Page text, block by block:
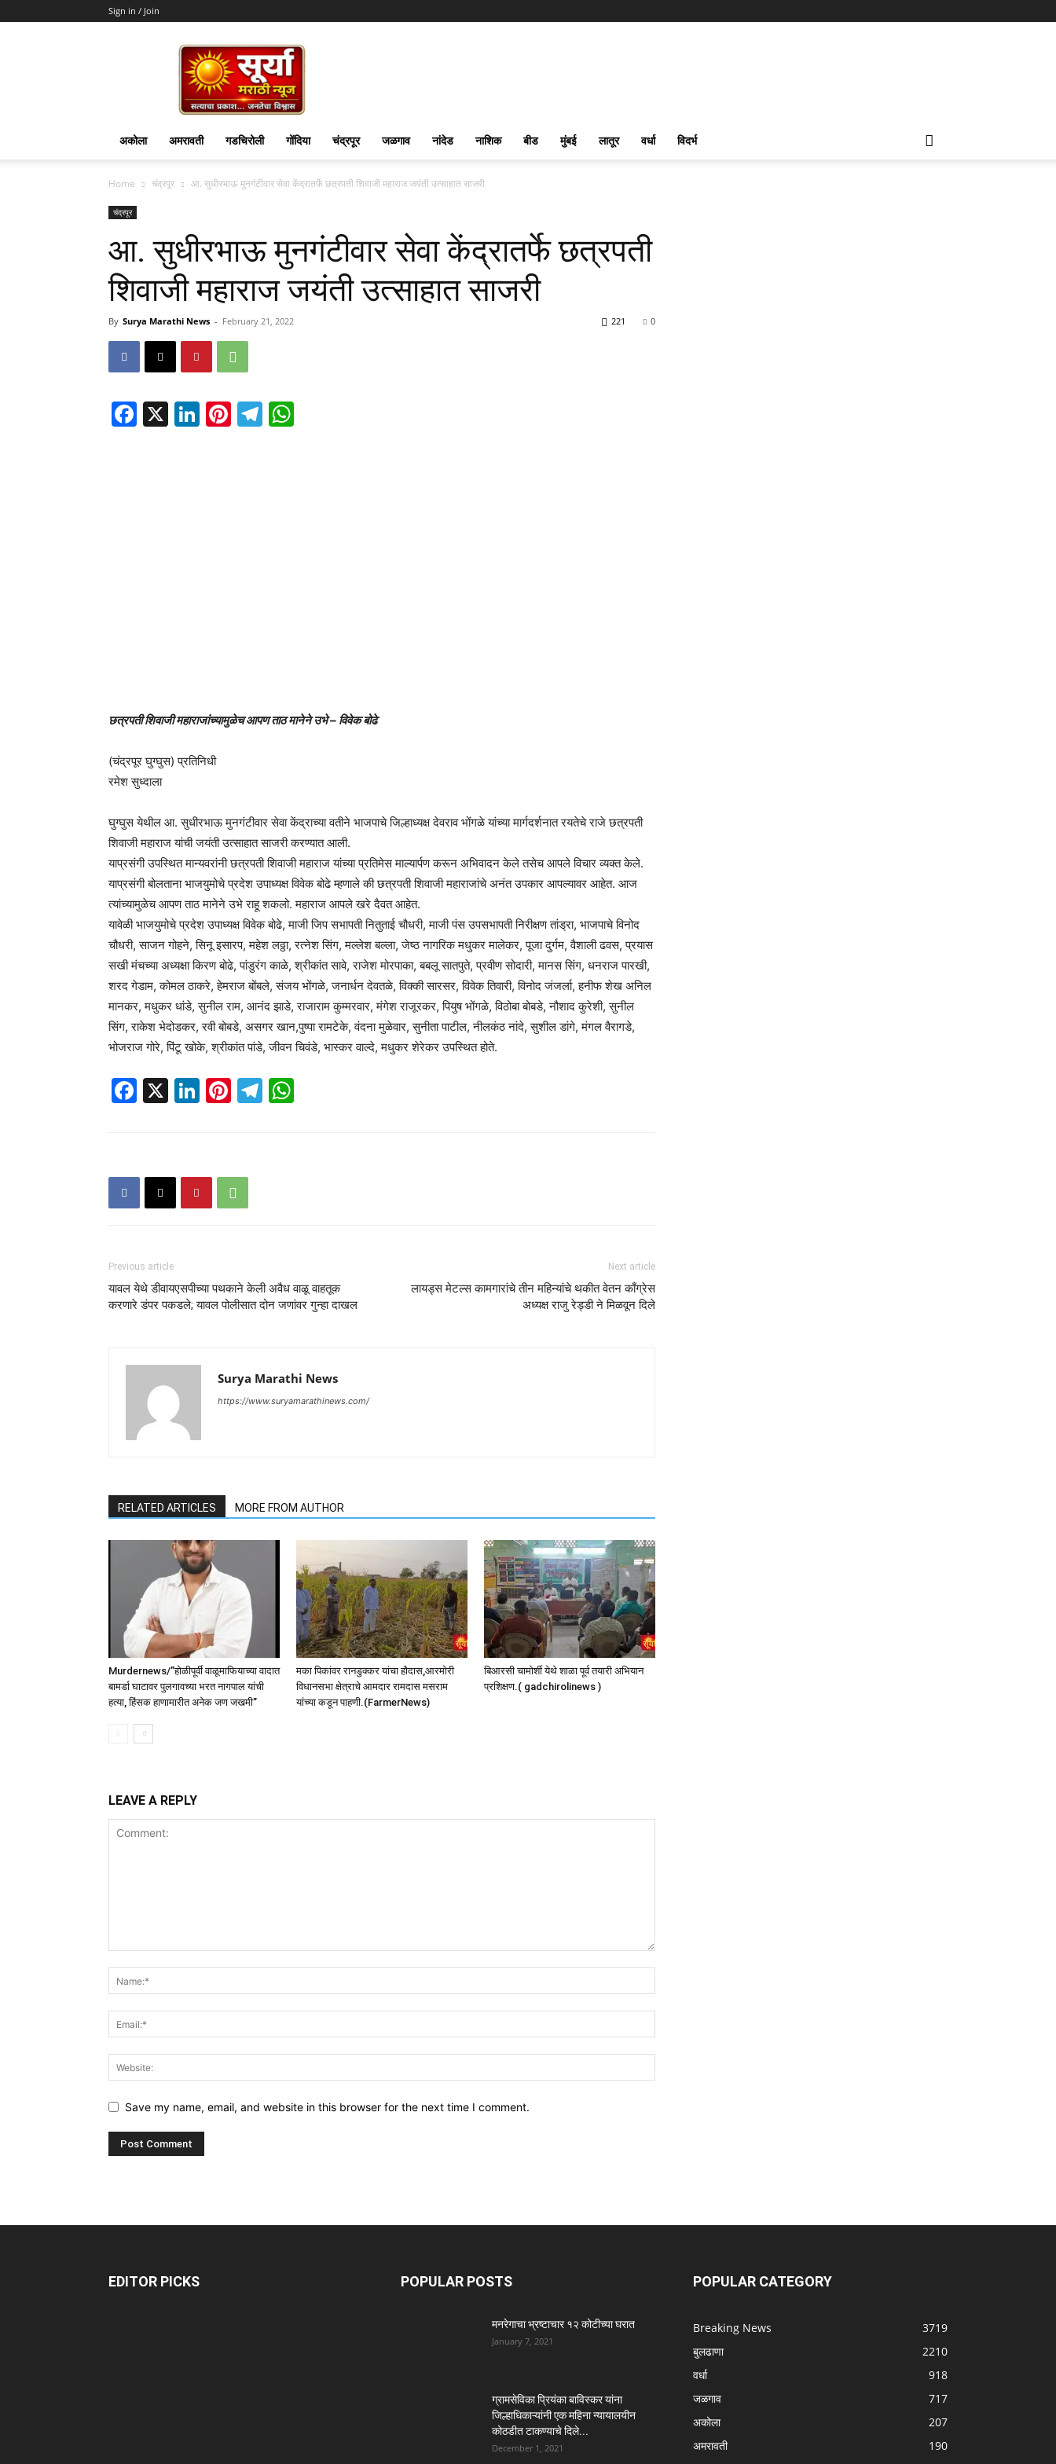
Sign in / Join
Surya
Marathi
News
अकोला अमरावती गडचिरोली गोंदिया चंद्रपूर जळगाव नांदेड नाशिक बीड मुंबई लातूर वर्धा विदर्भ
Home चंद्रपूर आ. सुधीरभाऊ मुनगंटीवार सेवा केंद्रातर्फे छत्रपती शिवाजी महाराज जयंती उत्साहात साजरी
चंद्रपूर
आ. सुधीरभाऊ मुनगंटीवार सेवा केंद्रातर्फे छत्रपती
शिवाजी महाराज जयंती उत्साहात साजरी
By Surya Marathi News - February 21, 2022 0
221
Facebook
X LinkedIn
Pinterest
Telegram
छत्रपती शिवाजी महाराजांच्यामुळेच आपण ताठ मानेने उभे – विवेक बोढे
(चंद्रपूर घुग्घुस) प्रतिनिधी
रमेश सुध्दाला
घुग्घुस येथील आ. सुधीरभाऊ मुनगंटीवार सेवा केंद्राच्या वतीने भाजपाचे जिल्हाध्यक्ष देवराव भोंगळे यांच्या मार्गदर्शनात रयतेचे राजे छत्रपती
शिवाजी महाराज यांची जयंती उत्साहात साजरी करण्यात आली.
याप्रसंगी उपस्थित मान्यवरांनी छत्रपती शिवाजी महाराज यांच्या प्रतिमेस माल्यार्पण करून अभिवादन केले तसेच आपले विचार व्यक्त केले.
याप्रसंगी बोलताना भाजयुमोचे प्रदेश उपाध्यक्ष विवेक बोढे म्हणाले की छत्रपती शिवाजी महाराजांचे अनंत उपकार आपल्यावर आहेत. आज
त्यांच्यामुळेच आपण ताठ मानेने उभे राहू शकलो. महाराज आपले खरे दैवत आहेत.
यावेळी भाजयुमोचे प्रदेश उपाध्यक्ष विवेक बोढे, माजी जिप सभापती नितुताई चौधरी, माजी पंस उपसभापती निरीक्षण तांड्रा, भाजपाचे विनोद
चौधरी, साजन गोहने, सिनू इसारप, महेश लठ्ठा, रत्नेश सिंग, मल्लेश बल्ला, जेष्ठ नागरिक मधुकर मालेकर, पूजा दुर्गम, वैशाली ढवस, प्रयास
सखी मंचच्या अध्यक्षा किरण बोढे, पांडुरंग काळे, श्रीकांत सावे, राजेश मोरपाका, बबलू सातपुते, प्रवीण सोदारी, मानस सिंग, धनराज पारखी,
शरद गेडाम, कोमल ठाकरे, हेमराज बोंबले, संजय भोंगळे, जनार्धन देवतळे, विक्की सारसर, विवेक तिवारी, विनोद जंजर्ला, हनीफ शेख अनिल
मानकर, मधुकर धांडे, सुनील राम, आनंद झाडे, राजाराम कुम्मरवार, मंगेश राजूरकर, पियुष भोंगळे, विठोबा बोबडे, नौशाद कुरेशी, सुनील
सिंग, राकेश भेदोडकर, रवी बोबडे, असगर खान,पुष्पा रामटेके, वंदना मुळेवार, सुनीता पाटील, नीलकंठ नांदे, सुशील डांगे, मंगल वैरागडे,
भोजराज गोरे, पिंटू खोके, श्रीकांत पांडे, जीवन चिवंडे, भास्कर वाल्दे, मधुकर शेरेकर उपस्थित होते.
Facebook
X LinkedIn
Pinterest
Telegram
Previous article
यावल येथे डीवायएसपीच्या पथकाने केली अवैध वाळू वाहतूक
करणारे डंपर पकडले; यावल पोलीसात दोन जणांवर गुन्हा दाखल
Next article
लायड्स मेटल्स कामगारांचे तीन महिन्यांचे थकीत वेतन काँग्रेस
अध्यक्ष राजु रेड्डी ने मिळवून दिले
Surya Marathi News
https://www.suryamarathinews.com/
RELATED ARTICLES MORE FROM AUTHOR
Murdernews/”होळीपूर्वी वाळूमाफियाच्या वादात
बामर्डा घाटावर पुलगावच्या भरत नागपाल यांची
हत्या, हिंसक हाणामारीत अनेक जण जखमी”
मका पिकांवर रानडुक्कर यांचा हौदास,आरमोरी
विधानसभा क्षेत्राचे आमदार रामदास मसराम
यांच्या कडून पाहणी.(FarmerNews)
बिआरसी चामोर्शी येथे शाळा पूर्व तयारी अभियान
प्रशिक्षण.( gadchirolinews )
LEAVE A REPLY
Save my name, email, and website in this browser for the next time I comment.
EDITOR PICKS POPULAR POSTS
मनरेगाचा भ्रष्टाचार १२ कोटीच्या घरात
January 7, 2021
ग्रामसेविका प्रियंका बाविस्कर यांना
जिल्हाधिकाऱ्यांनी एक महिना न्यायालयीन
कोठडीत टाकण्याचे दिले...
December 1, 2021
POPULAR CATEGORY
Breaking News
3719
बुलढाणा
2210
वर्धा
918
जळगाव
717
अकोला
207
अमरावती
190